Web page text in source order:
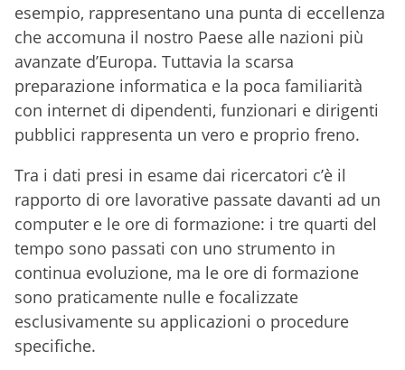
esempio, rappresentano una punta di eccellenza
che accomuna il nostro Paese alle nazioni più
avanzate d’Europa. Tuttavia la scarsa
preparazione informatica e la poca familiarità
con internet di dipendenti, funzionari e dirigenti
pubblici rappresenta un vero e proprio freno.
Tra i dati presi in esame dai ricercatori c’è il
rapporto di ore lavorative passate davanti ad un
computer e le ore di formazione: i tre quarti del
tempo sono passati con uno strumento in
continua evoluzione, ma le ore di formazione
sono praticamente nulle e focalizzate
esclusivamente su applicazioni o procedure
specifiche.